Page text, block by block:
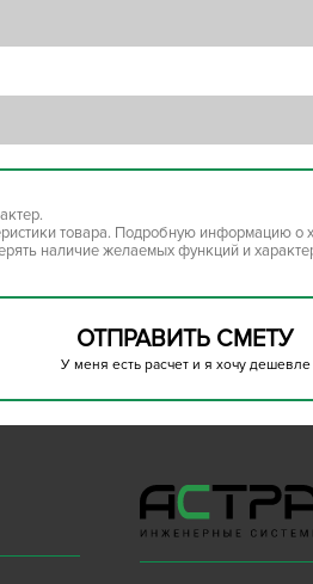
товара. Подробную информацию о
наличие желаемых функций и
ОТПРАВИТЬ СМЕТУ
У меня есть расчет и я хочу дешевле